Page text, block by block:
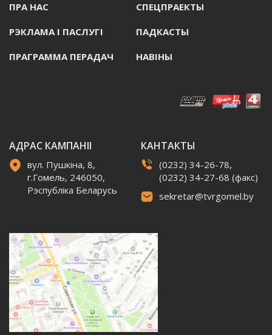
ПРА НАС СПЕЦПРАЕКТЫ
РЭКЛАМА I ПАСЛУГI ПАДКАСТЫ
ПРАГРАММА ПЕРАДАЧ НАВIНЫ
АДРАС КАМПАНІІ
вул. Пушкіна, 8,
г.Гомель, 246050,
Рэспубліка Беларусь
КАНТАКТЫ
(0232) 34-26-78,
(0232) 34-27-68 (факс)
sekretar@tvrgomel.by